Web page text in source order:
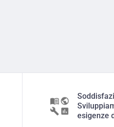
esigenze